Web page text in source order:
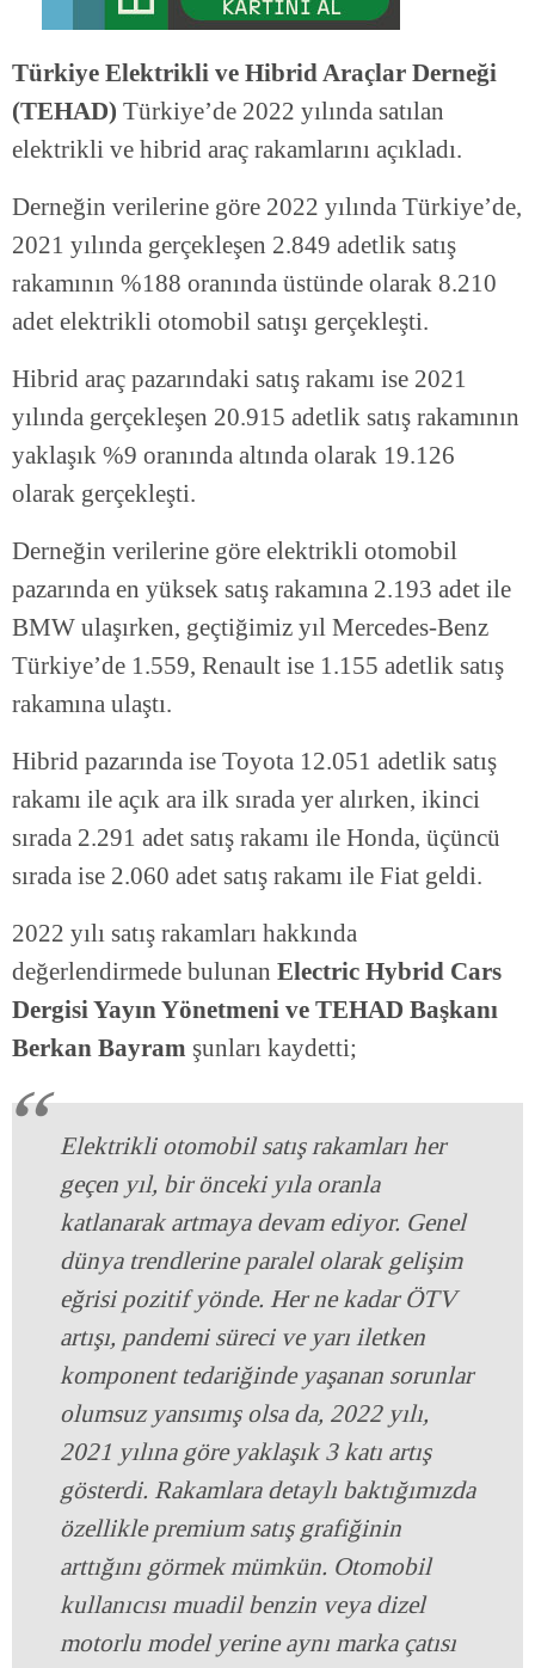
Türkiye Elektrikli ve Hibrid Araçlar Derneği
(TEHAD) Türkiye’de 2022 yılında satılan
elektrikli ve hibrid araç rakamlarını açıkladı.
Derneğin verilerine göre 2022 yılında Türkiye’de,
2021 yılında gerçekleşen 2.849 adetlik satış
rakamının %188 oranında üstünde olarak 8.210
adet elektrikli otomobil satışı gerçekleşti.
Hibrid araç pazarındaki satış rakamı ise 2021
yılında gerçekleşen 20.915 adetlik satış rakamının
yaklaşık %9 oranında altında olarak 19.126
olarak gerçekleşti.
Derneğin verilerine göre elektrikli otomobil
pazarında en yüksek satış rakamına 2.193 adet ile
BMW ulaşırken, geçtiğimiz yıl Mercedes-Benz
Türkiye’de 1.559, Renault ise 1.155 adetlik satış
rakamına ulaştı.
Hibrid pazarında ise Toyota 12.051 adetlik satış
rakamı ile açık ara ilk sırada yer alırken, ikinci
sırada 2.291 adet satış rakamı ile Honda, üçüncü
sırada ise 2.060 adet satış rakamı ile Fiat geldi.
2022 yılı satış rakamları hakkında
değerlendirmede bulunan Electric Hybrid Cars
Dergisi Yayın Yönetmeni ve TEHAD Başkanı
Berkan Bayram şunları kaydetti;
Elektrikli otomobil satış rakamları her
geçen yıl, bir önceki yıla oranla
katlanarak artmaya devam ediyor. Genel
dünya trendlerine paralel olarak gelişim
eğrisi pozitif yönde. Her ne kadar ÖTV
artışı, pandemi süreci ve yarı iletken
komponent tedariğinde yaşanan sorunlar
olumsuz yansımış olsa da, 2022 yılı,
2021 yılına göre yaklaşık 3 katı artış
gösterdi. Rakamlara detaylı baktığımızda
özellikle premium satış grafiğinin
arttığını görmek mümkün. Otomobil
kullanıcısı muadil benzin veya dizel
motorlu model yerine aynı marka çatısı